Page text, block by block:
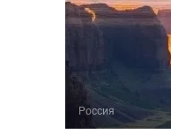
Россия